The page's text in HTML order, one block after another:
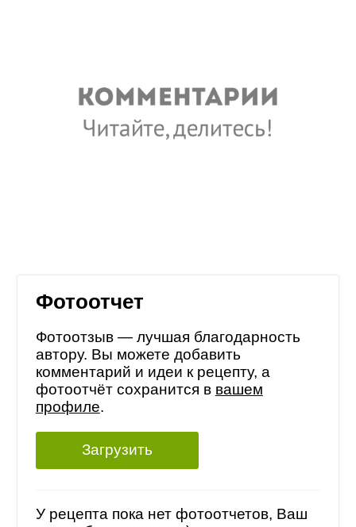
Фотоотчет
Фотоотзыв — лучшая благодарность
автору. Вы можете добавить
комментарий и идеи к рецепту, а
фотоотчёт сохранится в вашем
профиле.
Загрузить
У рецепта пока нет фотоотчетов, Ваш